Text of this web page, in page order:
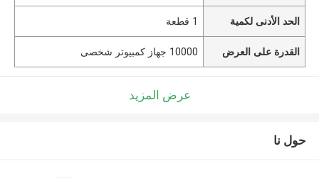
الحد الأدنى لكمية 1 قطعة
القدرة على العرض 10000 جهاز كمبيوتر شخصى
عرض المزيد
حول نا